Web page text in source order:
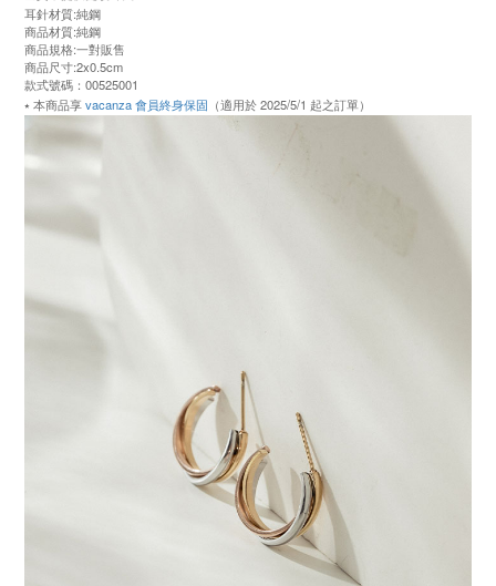
耳針材質:純鋼
商品材質:純鋼
商品規格:一對販售
商品尺寸:2x0.5cm
款式號碼：00525001
⭑ 本商品享vacanza 會員終身保固 （適用於 2025/5/1 起之訂單）